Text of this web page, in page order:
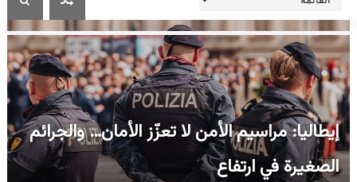
إيطاليا: مراسيم الأمن لا تعزّز الأمان… والجرائم
الصغيرة في ارتفاع